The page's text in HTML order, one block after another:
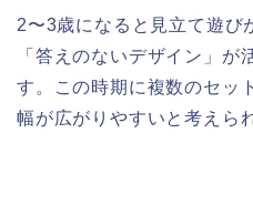
2〜3歳になると見立て遊び
「答えのないデザイン」が
す。この時期に複数のセッ
幅が広がりやすいと考えら